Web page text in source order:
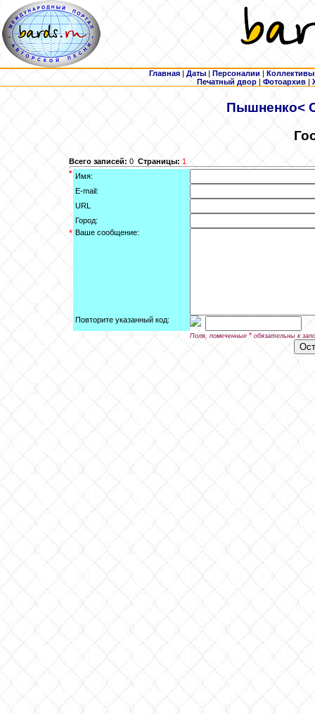
Главная | Даты | Персоналии | Коллективы
Печатный двор |Фотоархив |
Пышненко<
Всего записей: 0 Страницы: 1
* Имя:
E-mail:
URL
Город:
* Ваше сообщение:
Повторите указанный код:
Поля, помеченные * обязательны к